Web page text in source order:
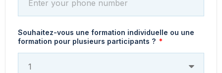
Souhaitez-vous une formation individuelle ou une
formation pour plusieurs participants ?